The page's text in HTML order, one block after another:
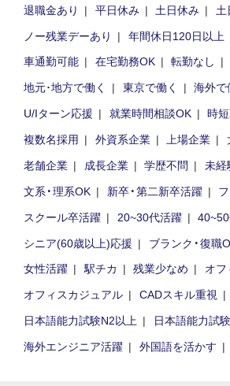
退職金あり
平日休み 土日休み
土
ノー残業デーあり
年間休日120日以上
車通勤可能
在宅勤務OK 転勤なし
地元･地方で働く
東京で働く
海外で
U/Iターン応援
就業時間相談OK
時
複数名採用
外資系企業 上場企業
老舗企業
成長企業 学歴不問
未経
文系・理系OK
新卒・第二新卒活躍
スクール卒活躍
20~30代活躍
シニア(60歳以上)応援
ブランク・復職
女性活躍
駅チカ 残業少なめ
オ
オフィスカジュアル
CADスキル重視
日本語能力試験N2以上
日本語能力試
海外エンジニア活躍
外国語を活かす